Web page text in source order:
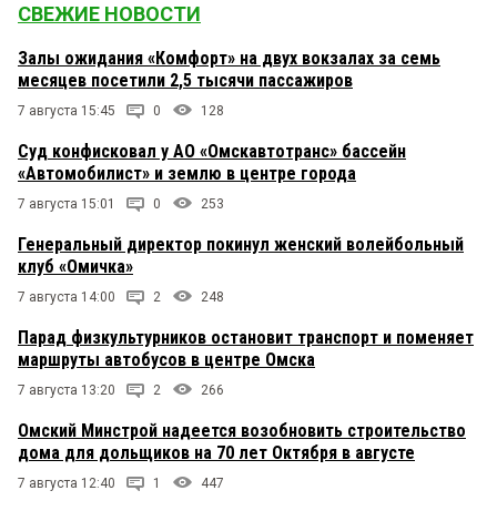
СВЕЖИЕ НОВОСТИ
Залы ожидания «Комфорт» на двух вокзалах за семь
месяцев посетили 2,5 тысячи пассажиров
7 августа 15:45 0 128
Суд конфисковал у АО «Омскавтотранс» бассейн
«Автомобилист» и землю в центре города
7 августа 15:01 0 253
Генеральный директор покинул женский волейбольный
клуб «Омичка»
7 августа 14:00 2 248
Парад физкультурников остановит транспорт и поменяет
маршруты автобусов в центре Омска
7 августа 13:20 2 266
Омский Минстрой надеется возобновить строительство
дома для дольщиков на 70 лет Октября в августе
7 августа 12:40 1 447